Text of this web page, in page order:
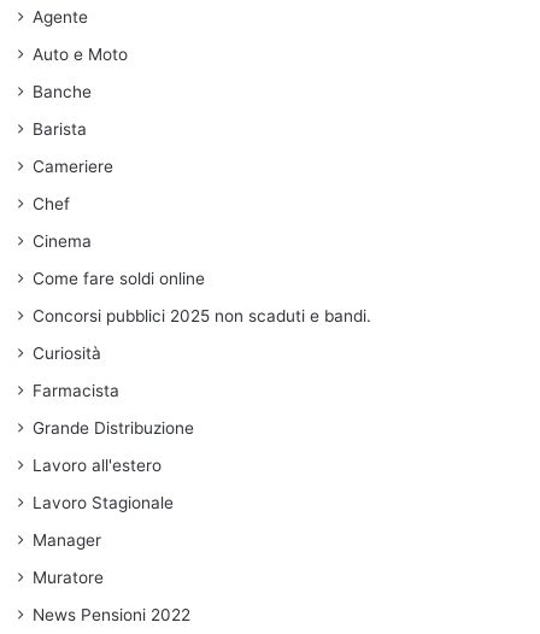
Agente
Auto e Moto
Banche
Barista
Cameriere
Chef
Cinema
Come fare soldi online
Concorsi pubblici 2025 non scaduti e bandi.
Curiosità
Farmacista
Grande Distribuzione
Lavoro all'estero
Lavoro Stagionale
Manager
Muratore
News Pensioni 2022